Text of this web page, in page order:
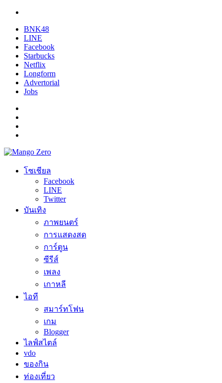
BNK48
LINE
Facebook
Starbucks
Netflix
Longform
Advertorial
Jobs
โซเชียล
Facebook
LINE
Twitter
บันเทิง
ภาพยนตร์
การแสดงสด
การ์ตูน
ซีรีส์
เพลง
เกาหลี
ไอที
สมาร์ทโฟน
เกม
Blogger
ไลฟ์สไตล์
vdo
ของกิน
ท่องเที่ยว